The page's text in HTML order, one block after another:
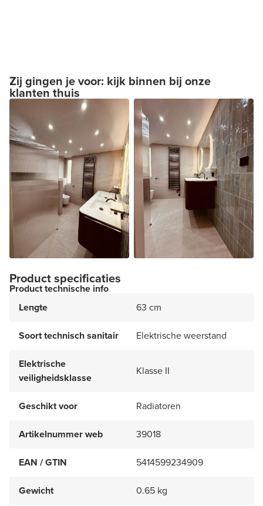
Zij gingen je voor: kijk binnen bij onze
klanten thuis
Product specificaties
Product technische info
Lengte
63 cm
Soort technisch sanitair Elektrische weerstand
Elektrische
veiligheidsklasse
Klasse II
Geschikt voor Radiatoren
Artikelnummer web 39018
EAN / GTIN 5414599234909
Gewicht 0.65 kg